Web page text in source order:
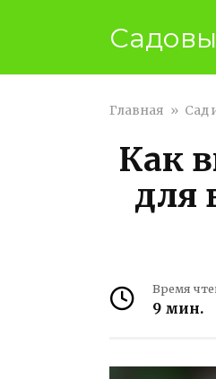
Главная » Сад
Как
для
Время
9 мин.